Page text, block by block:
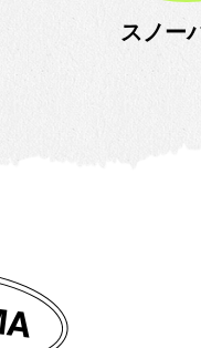
スノー